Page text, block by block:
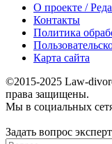
О проекте /
Контакты
Политика
Карта сайта
©2015-2025 Law-
права защищены.
Мы в социальных
Задать вопрос